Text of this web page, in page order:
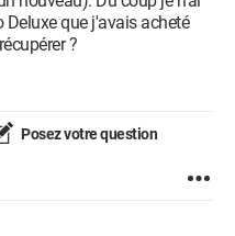
que j'avais acheté
?
Posez votre question